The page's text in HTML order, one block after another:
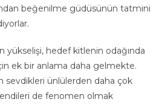
beğenilme güdüsünün tatmini
yükselişi, hedef kitlenin odağında
ek bir anlama daha gelmekte.
sevdikleri ünlülerden daha çok
de fenomen olmak